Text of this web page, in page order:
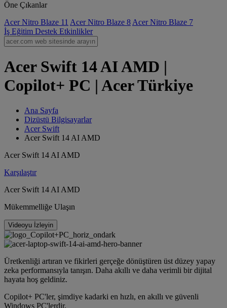
Öne Çıkanlar
Acer Nitro Blaze 11 Acer Nitro Blaze 8 Acer Nitro Blaze 7
İş Eğitim Destek Etkinlikler
Acer Swift 14 AI AMD |
Copilot+ PC | Acer Türkiye
Ana Sayfa
Dizüstü Bilgisayarlar
Acer Swift
Acer Swift 14 AI AMD
Acer Swift 14 AI AMD
Karşılaştır
Acer Swift 14 AI AMD
Mükemmelliğe Ulaşın
Videoyu İzleyin
Üretkenliği artıran ve fikirleri gerçeğe dönüştüren üst düzey yapay
zeka performansıyla tanışın. Daha akıllı ve daha verimli bir dijital
hayata hoş geldiniz.
Copilot+ PC'ler, şimdiye kadarki en hızlı, en akıllı ve güvenli
Windows PC'lerdir.